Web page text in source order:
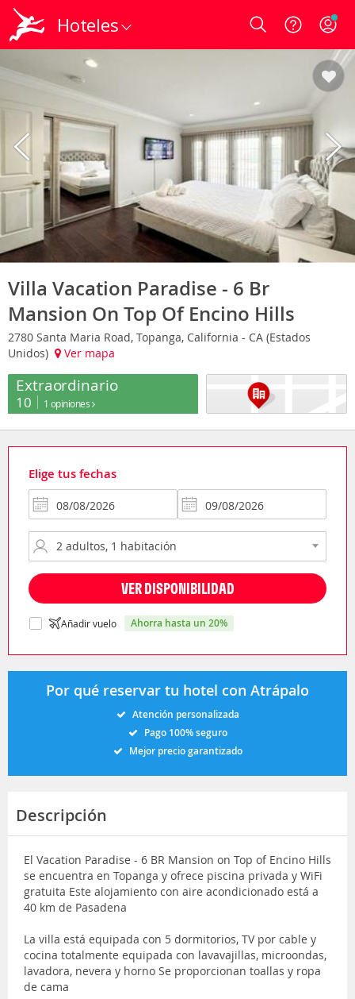
Hoteles Login
Villa Vacation Paradise - 6 Br
Mansion On Top Of Encino Hills
2780 Santa Maria Road, Topanga, California - CA (Estados
Unidos)
Ver mapa
Extraordinario
10 1 opiniones
Elige tus fechas
VER DISPONIBILIDAD
Añadir vuelo ahorra hasta un 20%
Por qué reservar tu hotel con Atrápalo
Atención personalizada
Pago 100% seguro
Mejor precio garantizado
Descripción
El Vacation Paradise - 6 BR Mansion on Top of Encino Hills
se encuentra en Topanga y ofrece piscina privada y WiFi
gratuita Este alojamiento con aire acondicionado está a
40 km de Pasadena
La villa está equipada con 5 dormitorios, TV por cable y
cocina totalmente equipada con lavavajillas, microondas,
lavadora, nevera y horno Se proporcionan toallas y ropa
de cama